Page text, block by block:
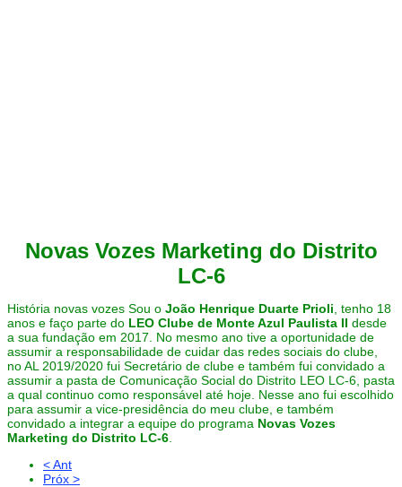
Novas Vozes Marketing do Distrito
LC-6
História novas vozes Sou o João Henrique Duarte Prioli , tenho 18
anos e faço parte do LEO Clube de Monte Azul Paulista II desde
a sua fundação em 2017. No mesmo ano tive a oportunidade de
assumir a responsabilidade de cuidar das redes sociais do clube,
no AL 2019/2020 fui Secretário de clube e também fui convidado a
assumir a pasta de Comunicação Social do Distrito LEO LC-6, pasta
a qual continuo como responsável até hoje. Nesse ano fui escolhido
para assumir a vice-presidência do meu clube, e também
convidado a integrar a equipe do programa Novas Vozes
Marketing do Distrito LC-6
< Ant
Próx >